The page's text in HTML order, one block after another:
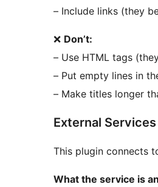
– Include links (they
❌ Don’t:
– Use HTML tags
– Put empty lines in
– Make titles longer
External Services
This plugin connects
What the service is